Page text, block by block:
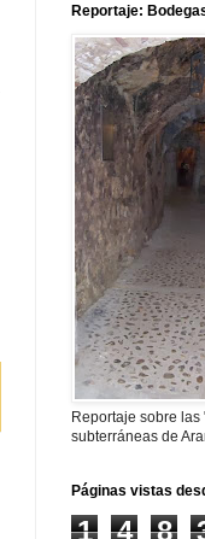
Reportaje:
Reportaje sobre
subterráneas de
Páginas vistas
1 4 8